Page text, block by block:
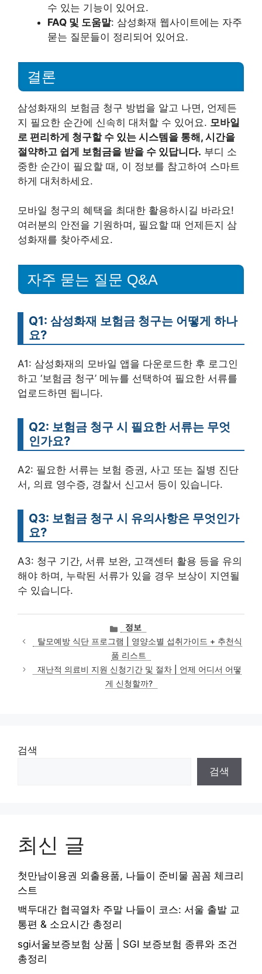
수 있는 기능이 있어요.
FAQ 및 도움말: 삼성화재 웹사이트에는 자주
묻는 질문들이 정리되어 있어요.
결론
삼성화재의 보험금 청구 방법을 알고 나면, 언제든
지 필요한 순간에 신속히 대처할 수 있어요. 모바일
로 편리하게 청구할 수 있는 시스템을 통해, 시간을
절약하고 쉽게 보험금을 받을 수 있답니다. 부디 소
중한 순간이 필요할 때, 이 정보를 참고하여 스마트
하게 대처하세요.
모바일 청구의 혜택을 최대한 활용하시길 바라요!
여러분의 안전을 기원하며, 필요할 때 언제든지 삼
성화재를 찾아주세요.
자주 묻는 질문 Q&A
Q1: 삼성화재 보험금 청구는 어떻게 하나
요?
A1: 삼성화재의 모바일 앱을 다운로드한 후 로그인
하고 ‘보험금 청구’ 메뉴를 선택하여 필요한 서류를
업로드하면 됩니다.
Q2: 보험금 청구 시 필요한 서류는 무엇
인가요?
A2: 필요한 서류는 보험 증권, 사고 또는 질병 진단
서, 의료 영수증, 경찰서 신고서 등이 있습니다.
Q3: 보험금 청구 시 유의사항은 무엇인가
요?
A3: 청구 기간, 서류 보완, 고객센터 활용 등을 유의
해야 하며, 누락된 서류가 있을 경우 보상이 지연될
수 있습니다.
카
테
고
리
정보
탈모예방 식단 프로그램 | 영양소별 섭취가이드 + 추천식
품 리스트
재난적 의료비 지원 신청기간 및 절차 | 언제 어디서 어떻
게 신청할까?
검색
검색
최신 글
첫만남이용권 외출용품, 나들이 준비물 꼼꼼 체크리
스트
백두대간 협곡열차 주말 나들이 코스: 서울 출발 교
통편 & 소요시간 총정리
sgi서울보증보험 상품 | SGI 보증보험 종류와 조건
총정리